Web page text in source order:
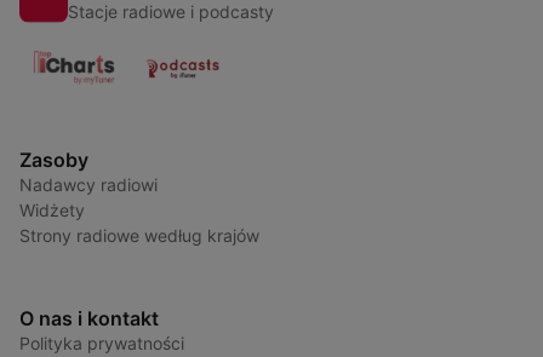
Stacje radiowe i podcasty
Zasoby
Nadawcy radiowi
Widżety
Strony radiowe według krajów
O nas i kontakt
Polityka prywatności